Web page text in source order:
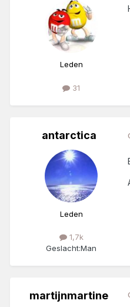
Leden
31
antarctica
Leden
1,7k
Geslacht:Man
martijnmartine